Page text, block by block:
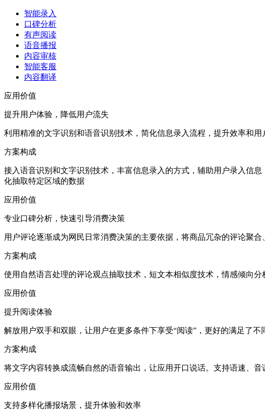
智能录入
口碑分析
有声阅读
语音播报
内容审核
智能客服
内容翻译
应用价值
提升用户体验，降低用户流失
利用精准的文字识别和语音识别技术，简化信息录入流程，提升效率和
方案构成
接入语音识别和文字识别技术，丰富信息录入的方式，辅助用户录入信
化抽取特定区域的数据
应用价值
专业口碑分析，快速引导消费决策
用户评论逐渐成为网民日常消费决策的主要依据，将商品冗杂的评论聚
方案构成
使用自然语言处理的评论观点抽取技术，短文本相似度技术，情感倾向
应用价值
提升阅读体验
解放用户双手和双眼，让用户在更多条件下享受“阅读”，更好的满足了
方案构成
将文字内容转换成流畅自然的语音输出，让应用开口说话。支持语速、
应用价值
支持多样化播报场景，提升体验和效率